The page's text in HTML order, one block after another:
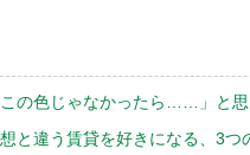
この色じゃなかったら……」と
と違う賃貸を好きになる、3つ